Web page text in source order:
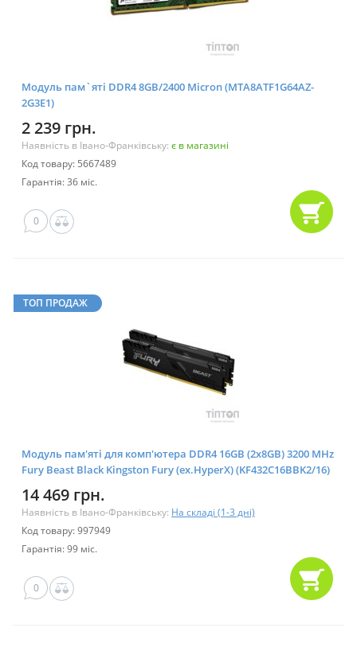
Модуль пам`ятi DDR4 8GB/2400 Micron (MTA8ATF1G64AZ-
2G3E1)
2 239 грн.
Наявність в Івано-Франківську: є в магазині
Код товару: 5667489
Гарантія: 36 міс.
0
ТОП ПРОДАЖ
Модуль пам'яті для комп'ютера DDR4 16GB (2x8GB) 3200 MHz
Fury Beast Black Kingston Fury (ex.HyperX) (KF432C16BBK2/16)
14 469 грн.
Наявність в Івано-Франківську: На складі (1-3 дні)
Код товару: 997949
Гарантія: 99 міс.
0